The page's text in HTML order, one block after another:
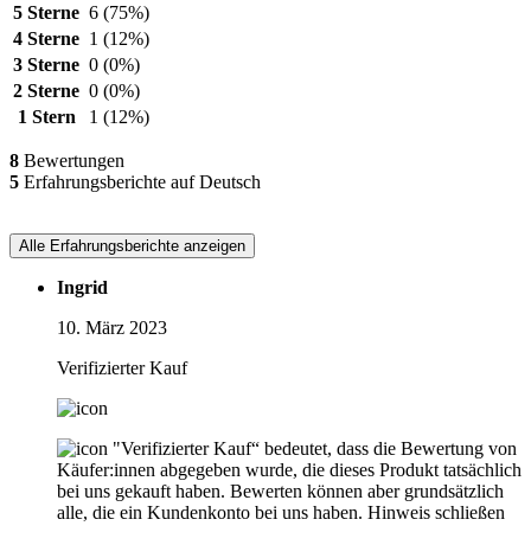
5 Sterne 6 (75%)
4 Sterne 1 (12%)
3 Sterne 0 (0%)
2 Sterne 0 (0%)
1 Stern
1 (12%)
8 Bewertungen
5 Erfahrungsberichte auf Deutsch
Alle Erfahrungsberichte anzeigen
Ingrid
10. März 2023
Verifizierter Kauf
"Verifizierter Kauf“ bedeutet, dass die Bewertung von
Käufer:innen abgegeben wurde, die dieses Produkt tatsächlich
bei uns gekauft haben. Bewerten können aber grundsätzlich
alle, die ein Kundenkonto bei uns haben. Hinweis schließen